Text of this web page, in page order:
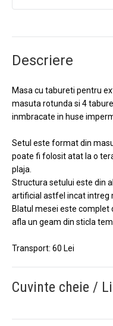
Descriere
Masa cu tabureti pentru
masuta rotunda si 4
inmbracate in huse
Setul este format din
poate fi folosit atat la o
plaja.
Structura setului este din
artificial astfel incat intreg
Blatul mesei este complet
afla un geam din sticla
Transport: 60 Lei
Cuvinte cheie /